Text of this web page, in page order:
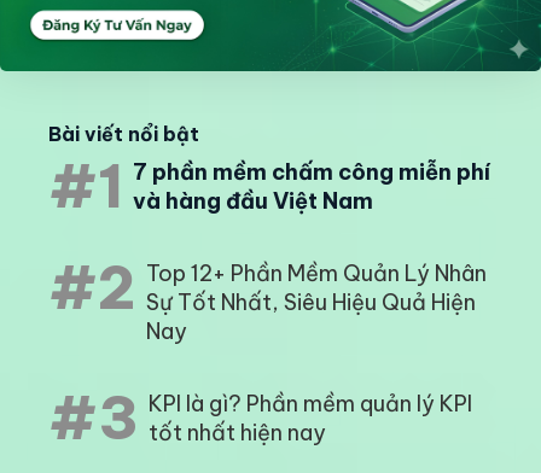
Bài viết nổi bật
#1 7 phần mềm chấm công miễn phí
và hàng đầu Việt Nam
#2 Top 12+ Phần Mềm Quản Lý Nhân
Sự Tốt Nhất, Siêu Hiệu Quả Hiện
Nay
#3 KPI là gì? Phần mềm quản lý KPI
tốt nhất hiện nay